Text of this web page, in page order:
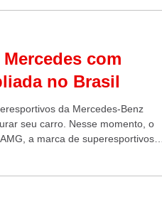
com
no Brasil
da Mercedes-Benz
seu carro. Nesse momento, o
a marca de superesportivos